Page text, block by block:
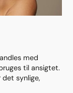
med
til ansigtet.
synlige,